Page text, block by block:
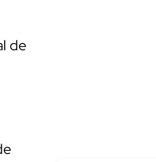
de